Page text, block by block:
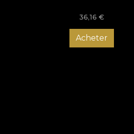
36,16 €
Acheter